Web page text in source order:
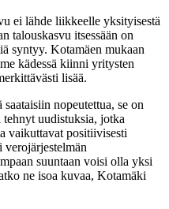
ei lähde liikkeelle yksityisestä
talouskasvu itsessään on
syntyy. Kotamäen mukaan
kädessä kiinni yritysten
lisää.
nopeutettua, se on
uudistuksia, jotka
vaikuttavat positiivisesti
suuntaan voisi olla yksi
ne isoa kuvaa, Kotamäki